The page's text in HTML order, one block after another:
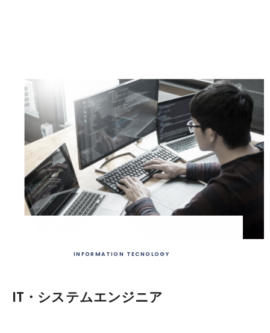
INFORMATION TECNOLOGY
IT・システムエンジニア